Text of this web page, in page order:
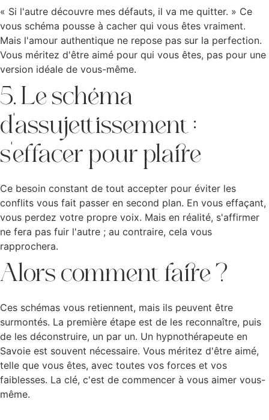
« Si l'autre découvre mes défauts, il va me quitter. » Ce
vous schéma pousse à cacher qui vous êtes vraiment.
Mais l'amour authentique ne repose pas sur la perfection.
Vous méritez d'être aimé pour qui vous êtes, pas pour une
version idéale de vous-même.
5. Le schéma
d'assujettissement :
s'effacer pour plaire
Ce besoin constant de tout accepter pour éviter les
conflits vous fait passer en second plan. En vous effaçant,
vous perdez votre propre voix. Mais en réalité, s'affirmer
ne fera pas fuir l'autre ; au contraire, cela vous
rapprochera.
Alors comment faire ?
Ces schémas vous retiennent, mais ils peuvent être
surmontés. La première étape est de les reconnaître, puis
de les déconstruire, un par un. Un hypnothérapeute en
Savoie est souvent nécessaire. Vous méritez d'être aimé,
telle que vous êtes, avec toutes vos forces et vos
faiblesses. La clé, c'est de commencer à vous aimer vous-
même.